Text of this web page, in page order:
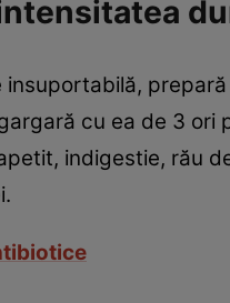
cu ea de 3 ori
indigestie, rău